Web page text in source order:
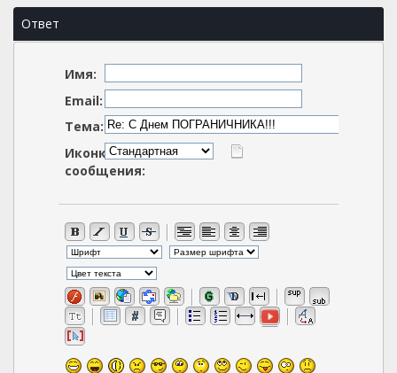
Ответ
Имя:
Email:
Тема:
Иконка
сообщения: